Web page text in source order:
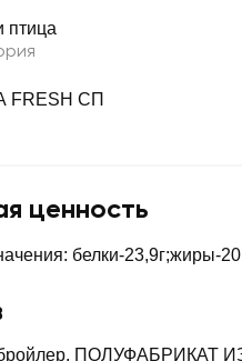
птица
FRESH СП
ценность
белки-23,9г;жиры-
ПОЛУФАБРИКАТ